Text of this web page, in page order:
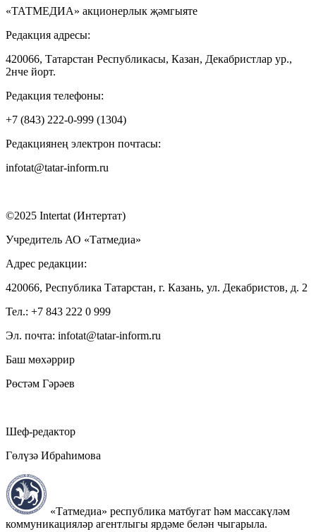
«ТАТМЕДИА» акционерлык җәмгыяте
Редакция адресы:
420066, Татарстан Республикасы, Казан, Декабристлар ур.,
2нче йорт.
Редакция телефоны:
+7 (843) 222-0-999 (1304)
Редакциянең электрон почтасы:
infotat@tatar-inform.ru
©2025 Intertat (Интертат)
Учредитель АО «Татмедиа»
Адрес редакции:
420066, Республика Татарстан, г. Казань, ул. Декабристов, д. 2
Тел.: +7 843 222 0 999
Эл. почта: infotat@tatar-inform.ru
Баш мөхәррир
Рөстәм Гәрәев
Шеф-редактор
Гөлүзә Ибраһимова
«Татмедиа» республика матбугат һәм массакүләм
коммуникацияләр агентлыгы ярдәме белән чыгарыла.